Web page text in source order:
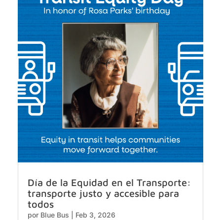
Día de la Equidad en el Transporte:
transporte justo y accesible para
todos
por Blue Bus
Feb 3, 2026